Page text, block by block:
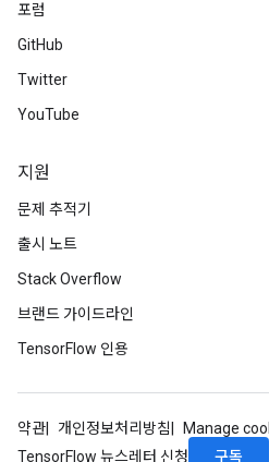
포럼
GitHub
Twitter
YouTube
지원
문제 추적기
출시 노트
Stack Overflow
브랜드 가이드라인
TensorFlow 인용
약관 개인정보처리방침
Manage
TensorFlow 뉴스레터 신청
구독